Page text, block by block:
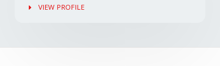
VIEW PROFILE